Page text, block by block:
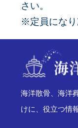
さい。
※定員になり
海洋散骨、海洋
けに、役立つ情